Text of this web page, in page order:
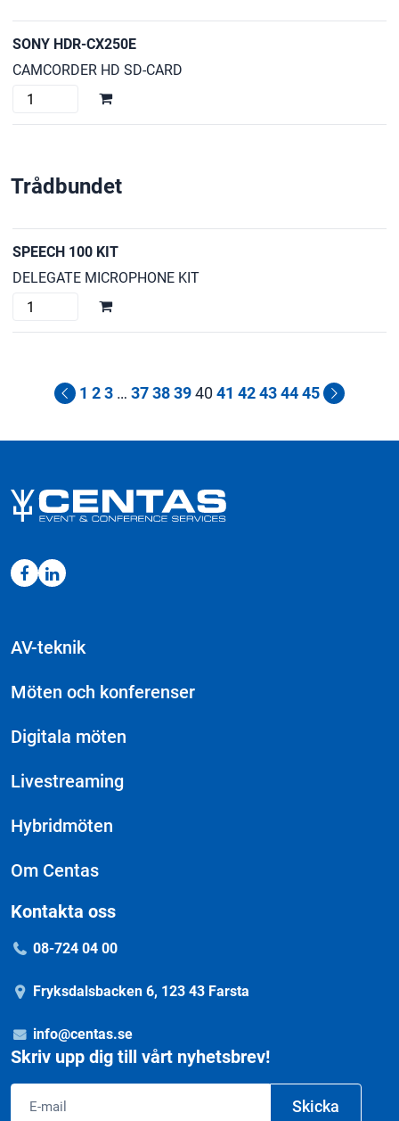
SONY HDR-CX250E
CAMCORDER HD SD-CARD
SONY
Trådbundet
SPEECH 100 KIT
DELEGATE MICROPHONE KIT
SPEECH
1 23 … 37383940 41 42434445
AV-teknik
Möten och konferenser
Digitala möten
Livestreaming
Hybridmöten
Om Centas
Kontakta oss
08-724 04 00
Fryksdalsbacken 6, 123 43 Farsta
info@centas.se
Skriv upp dig till vårt nyhetsbrev!
Skicka